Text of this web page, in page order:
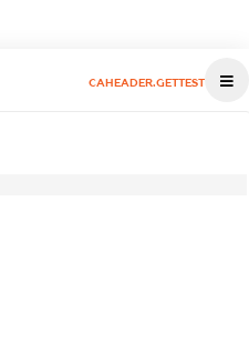
CAHEADER.GETTEST